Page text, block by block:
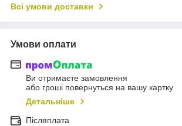
Всі умови доставки
Умови оплати
Ви отримаєте замовлення
або гроші повернуться на вашу картку
Детальніше
Післяплата